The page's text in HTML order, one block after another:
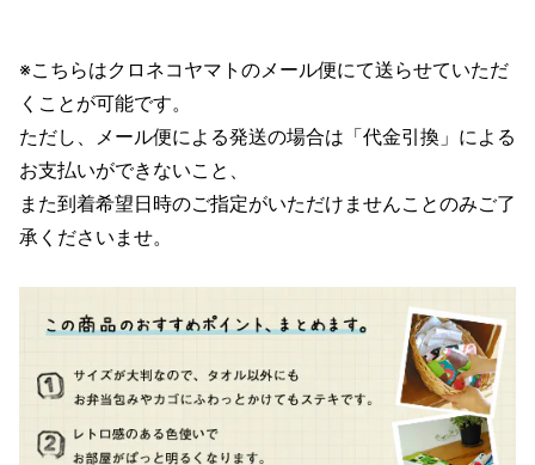
※こちらはクロネコヤマトのメール便にて送らせていただ
くことが可能です。
ただし、メール便による発送の場合は「代金引換」による
お支払いができないこと、
また到着希望日時のご指定がいただけませんことのみご了
承くださいませ。